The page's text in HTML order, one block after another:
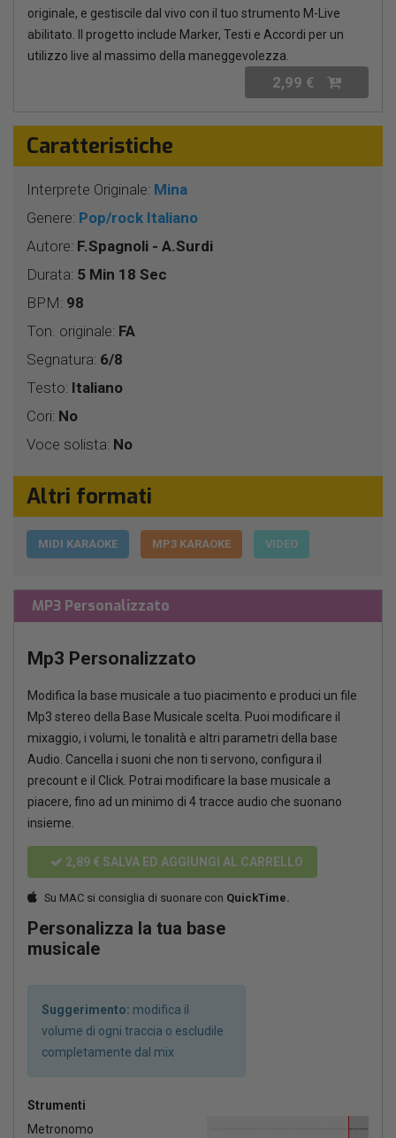
originale, e gestiscile dal vivo con il tuo strumento M-Live
abilitato. Il progetto include Marker, Testi e Accordi per un
utilizzo live al massimo della maneggevolezza.
2,99 €
Caratteristiche
Interprete Originale: Mina
Genere: Pop/rock Italiano
Autore: F.Spagnoli - A.Surdi
Durata: 5 Min 18 Sec
BPM: 98
Ton. originale: FA
Segnatura: 6/8
Testo: Italiano
Cori: No
Voce solista: No
Altri formati
MIDI KARAOKE MP3 KARAOKE VIDEO
MP3 Personalizzato
Mp3 Personalizzato
Modifica la base musicale a tuo piacimento e produci un file
Mp3 stereo della Base Musicale scelta. Puoi modificare il
mixaggio, i volumi, le tonalità e altri parametri della base
Audio. Cancella i suoni che non ti servono, configura il
precount e il Click. Potrai modificare la base musicale a
piacere, fino ad un minimo di 4 tracce audio che suonano
insieme.
2,89 € SALVA ED AGGIUNGI AL CARRELLO
Su MAC si consiglia di suonare con QuickTime.
Personalizza la tua base
musicale
Suggerimento: modifica il
volume di ogni traccia o escludile
completamente dal mix
Strumenti
Metronomo